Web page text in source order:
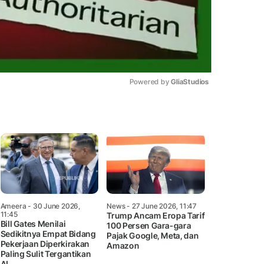
Powered by GliaStudios
Ameera - 30 June 2026,
11:45
Bill Gates Menilai
Sedikitnya Empat Bidang
Pekerjaan Diperkirakan
Paling Sulit Tergantikan
News- 27 June 2026, 11:47
Trump Ancam Eropa Tarif
100 Persen Gara-gara
Pajak Google, Meta, dan
Amazon